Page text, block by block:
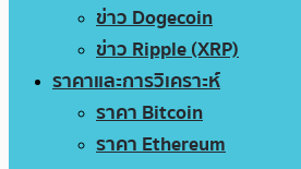
ข่าว Dogecoin
ข่าว Ripple (XRP)
ราคาและการวิเคราะห์
ราคา Bitcoin
ราคา Ethereum